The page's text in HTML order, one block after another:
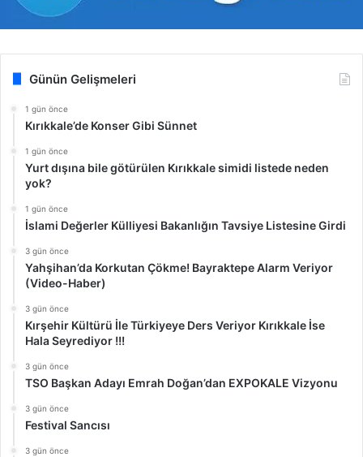
Günün Gelişmeleri
1 gün önce
Kırıkkale’de Konser Gibi Sünnet
1 gün önce
Yurt dışına bile götürülen Kırıkkale simidi listede neden
yok?
1 gün önce
İslami Değerler Külliyesi Bakanlığın Tavsiye Listesine Girdi
3 gün önce
Yahşihan’da Korkutan Çökme! Bayraktepe Alarm Veriyor
(Video-Haber)
3 gün önce
Kırşehir Kültürü İle Türkiyeye Ders Veriyor Kırıkkale İse
Hala Seyrediyor !!!
3 gün önce
TSO Başkan Adayı Emrah Doğan’dan EXPOKALE Vizyonu
3 gün önce
Festival Sancısı
3 gün önce